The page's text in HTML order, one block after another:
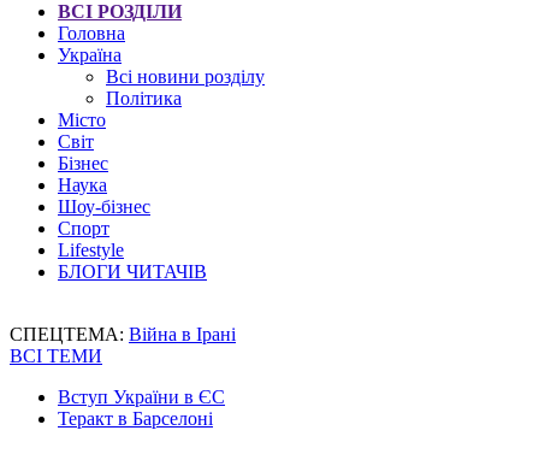
ВСІ РОЗДІЛИ
Головна
Україна
Всі новини розділу
Політика
Місто
Світ
Бізнес
Наука
Шоу-бізнес
Спорт
Lifestyle
БЛОГИ ЧИТАЧІВ
СПЕЦТЕМА: Війна в Ірані
ВСІ ТЕМИ
Вступ України в ЄС
Теракт в Барселоні